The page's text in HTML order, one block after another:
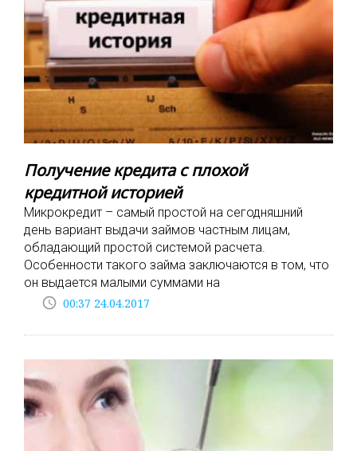
Получение кредита с плохой
кредитной историей
Микрокредит – самый простой на сегодняшний
день вариант выдачи займов частным лицам,
обладающий простой системой расчета.
Особенности такого займа заключаются в том, что
он выдается малыми суммами на
access_time 00:37 24.04.2017